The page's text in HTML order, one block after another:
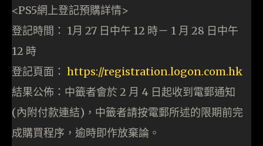
<PS5網上登記預購詳情>
登記時間： 1月 27 日中午 12 時－ 1 月 28 日中午
12 時
登記頁面： https://registration.logon.com.hk
結果公佈：中籤者會於 2 月 4 日起收到電郵通知
(內附付款連結)，中籤者請按電郵所述的限期前完
成購買程序，逾時即作放棄論。